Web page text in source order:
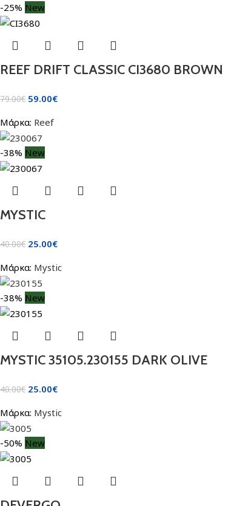
-25% New
REEF DRIFT CLASSIC CI3680 BROWN
79.00€ 59.00€
Μάρκα: Reef
-38% New
MYSTIC
40.00€ 25.00€
Μάρκα: Mystic
-38% New
MYSTIC 35105.230155 DARK OLIVE
40.00€ 25.00€
Μάρκα: Mystic
-50% New